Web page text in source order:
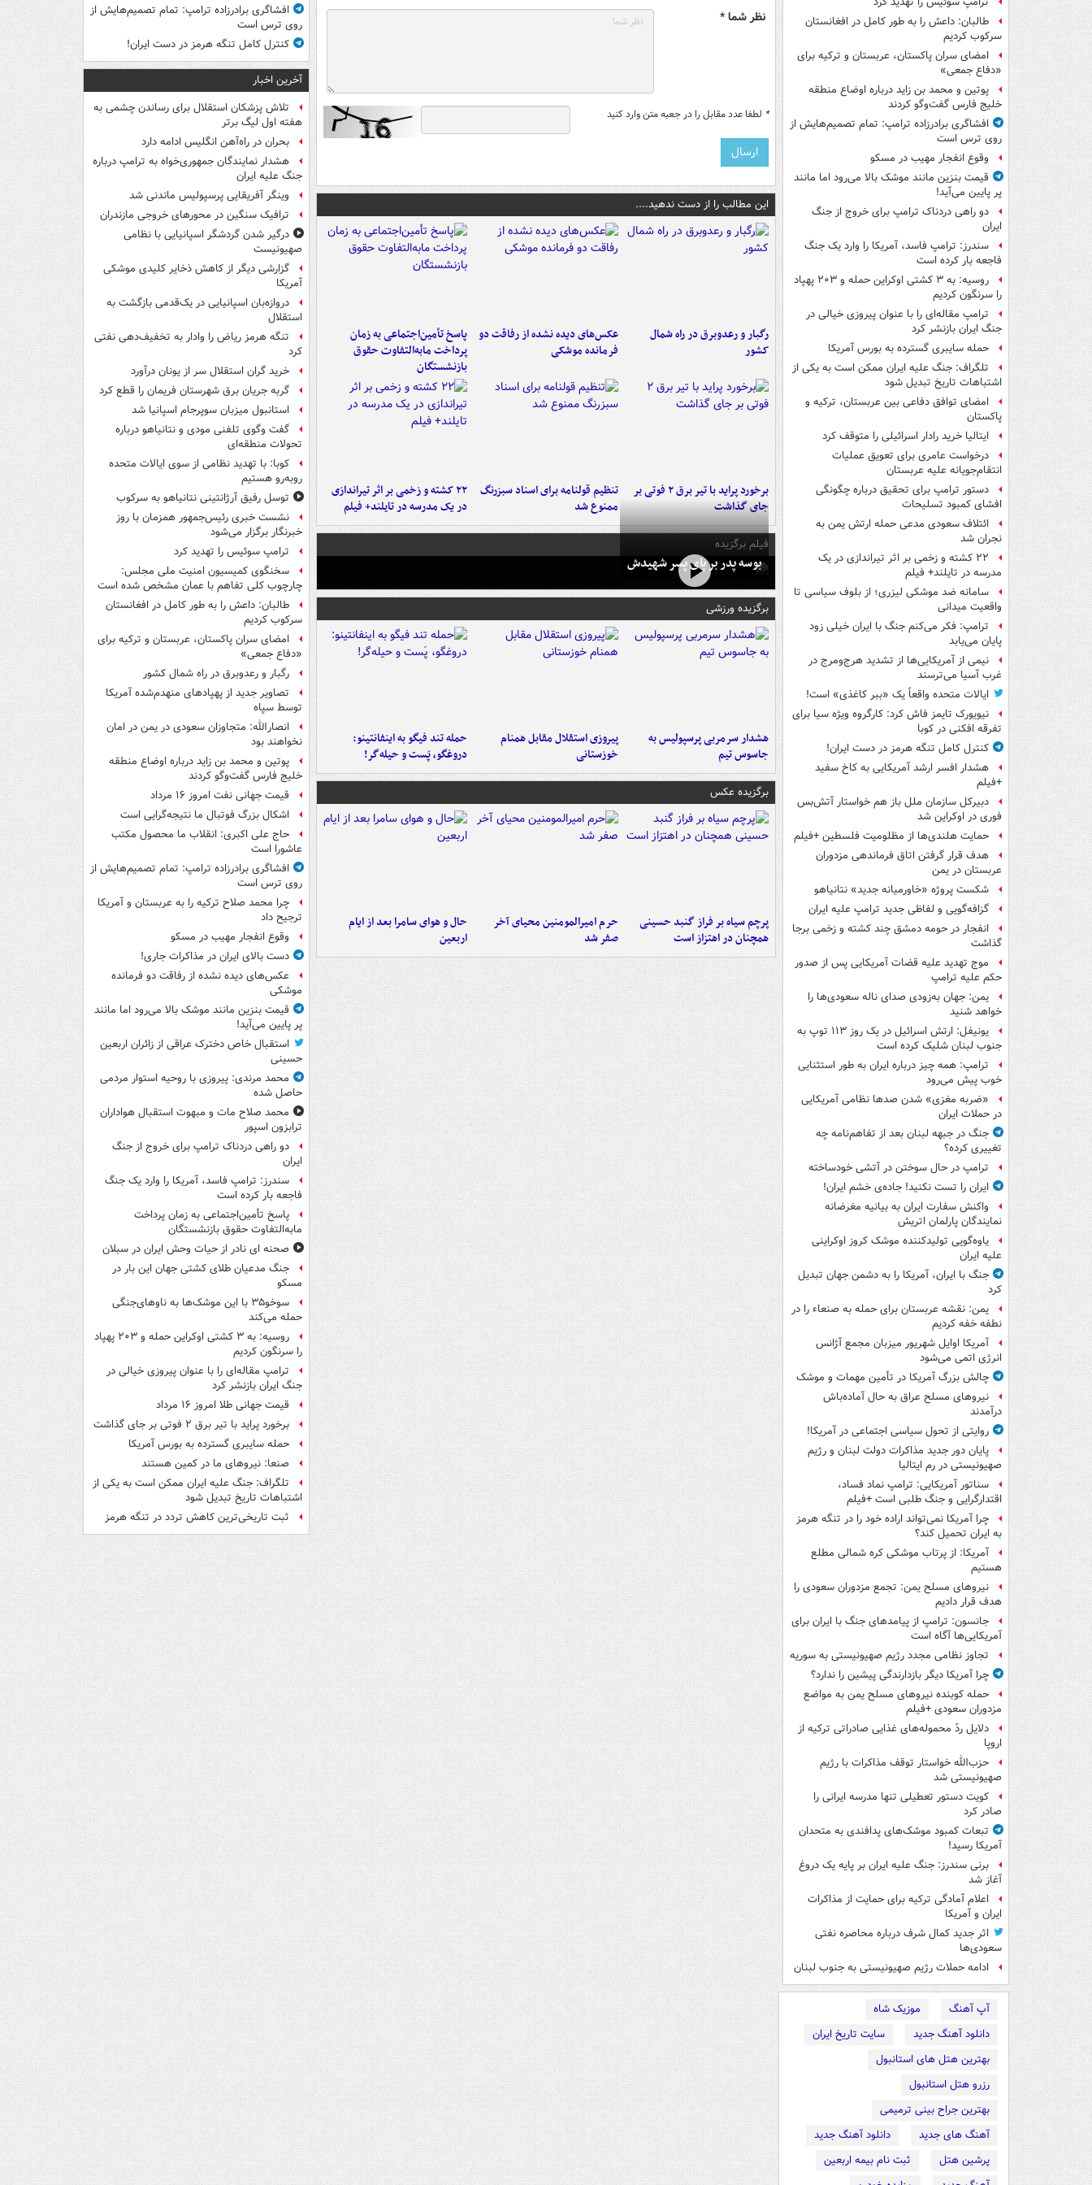
طالبان: داعش را به طور کامل در افغانستان
سرکوب کردیم
امضای سران پاکستان، عربستان و ترکیه برای
«دفاع جمعی»
پوتین و محمد بن زاید درباره اوضاع منطقه
خلیج فارس گفت‌وگو کردند
افشاگری برادرزاده ترامپ: تمام تصمیم‌هایش از
روی ترس است
وقوع انفجار مهیب در مسکو
قیمت بنزین مانند موشک بالا می‌رود اما مانند
پر پایین می‌آید!
دو راهی دردناک ترامپ برای خروج از جنگ
ایران
سندرز: ترامپ فاسد، آمریکا را وارد یک جنگ
فاجعه بار کرده است
روسیه: به ۳ کشتی اوکراین حمله و ۲۰۳ پهپاد
را سرنگون کردیم
ترامپ مقاله‌ای را با عنوان پیروزی خیالی در
جنگ ایران بازنشر کرد
حمله سایبری گسترده به بورس آمریکا
تلگراف: جنگ علیه ایران ممکن است به یکی از
اشتباهات تاریخ تبدیل شود
امضای توافق دفاعی بین عربستان، ترکیه و
پاکستان
ایتالیا خرید رادار اسرائیلی را متوقف کرد
درخواست عامری برای تعویق عملیات
انتقام‌جویانه علیه عربستان
دستور ترامپ برای تحقیق درباره چگونگی
افشای کمبود تسلیحات
ائتلاف سعودی مدعی حمله ارتش یمن به
نجران شد
۲۲ کشته و زخمی بر اثر تیراندازی در یک
مدرسه در تایلند+ فیلم
سامانه ضد موشکی لیزری؛ از بلوف سیاسی تا
واقعیت میدانی
ترامپ: فکر می‌کنم جنگ با ایران خیلی زود
پایان می‌یابد
نیمی از آمریکایی‌ها از تشدید هرج‌ومرج در
غرب آسیا می‌ترسند
ایالات متحده واقعاً یک «ببر کاغذی» است!
نیویورک تایمز فاش کرد: کارگروه ویژه سیا برای
تفرقه افکنی در کوبا
کنترل کامل تنگه هرمز در دست ایران!
هشدار افسر ارشد آمریکایی به کاخ سفید
+فیلم
دبیرکل سازمان ملل باز هم خواستار آتش‌بس
فوری در اوکراین شد
حمایت هلندی‌ها از مظلومیت فلسطین +فیلم
هدف قرار گرفتن اتاق‌ فرماندهی مزدوران
عربستان در یمن
شکست پروژه «خاورمیانه جدید» نتانیاهو
گزافه‌گویی و لفاظی جدید ترامپ علیه ایران
انفجار در حومه دمشق چند کشته و زخمی برجا
گذاشت
موج تهدید علیه قضات آمریکایی پس از صدور
حکم علیه ترامپ
یمن: جهان به‌زودی صدای ناله سعودی‌ها را
خواهد شنید
یونیفل: ارتش اسرائیل در یک روز ۱۱۳ توپ به
جنوب لبنان شلیک کرده است
ترامپ: همه چیز درباره ایران به طور استثنایی
خوب پیش می‌رود
«ضربه مغزی» شدن صدها نظامی آمریکایی
در حملات ایران
جنگ در جبهه لبنان بعد از تفاهم‌نامه چه
تغییری کرده؟
ترامپ در حال سوختن در آتشی خودساخته
ایران را تست نکنید! جاده‌ی خشم ایران!
واکنش سفارت ایران به بیانیه مغرضانه
نمایندگان پارلمان اتریش
یاوه‌گویی تولیدکننده موشک کروز اوکراینی
علیه ایران
جنگ با ایران، آمریکا را به دشمن جهان تبدیل
کرد
یمن: نقشه عربستان برای حمله به صنعاء را در
نطفه خفه کردیم
آمریکا اوایل شهریور میزبان مجمع آژانس
انرژی اتمی می‌شود
چالش بزرگ آمریکا در تأمین مهمات و موشک
نیروهای مسلح عراق به حال آماده‌باش
درآمدند
روایتی از تحول سیاسی اجتماعی در آمریکا!
پایان دور جدید مذاکرات دولت لبنان و رژیم
صهیونیستی در رم ایتالیا
سناتور آمریکایی: ترامپ نماد فساد،
اقتدارگرایی و جنگ طلبی است +فیلم
چرا آمریکا نمی‌تواند اراده خود را در تنگه هرمز
به ایران تحمیل کند؟
آمریکا: از پرتاب موشکی کره شمالی مطلع
هستیم
نیروهای مسلح یمن: تجمع مزدوران سعودی را
هدف قرار دادیم
جانسون: ترامپ از پیامدهای جنگ با ایران برای
آمریکایی‌ها آگاه است
تجاوز نظامی مجدد رژیم صهیونیستی به سوریه
چرا آمریکا دیگر بازدارندگی پیشین را ندارد؟
حمله کوبنده نیروهای مسلح یمن به مواضع
مزدوران سعودی +فیلم
دلایل ردّ محموله‌های غذایی صادراتی ترکیه از
اروپا
حزب‌الله خواستار توقف مذاکرات با رژیم
صهیونیستی شد
کویت دستور تعطیلی تنها مدرسه ایرانی را
صادر کرد
تبعات کمبود موشک‌های پدافندی به متحدان
آمریکا رسید!
برنی سندرز: جنگ علیه ایران بر پایه یک دروغ
آغاز شد
اعلام آمادگی ترکیه برای حمایت از مذاکرات
ایران و آمریکا
اثر جدید کمال شرف درباره محاصره نفتی
سعودی‌ها
ادامه حملات رژیم صهیونیستی به جنوب لبنان
آپ آهنگ
موزیک شاه
دانلود آهنگ جدید
سایت تاریخ ایران
بهترین هتل های استانبول
رزرو هتل استانبول
بهترین جراح بینی ترمیمی
آهنگ های جدید
دانلود آهنگ جدید
پرشین هتل
ثبت نام بیمه اربعین
نظر شما *
* لطفا عدد مقابل را در جعبه متن وارد کنید
این مطالب را از دست ندهید....
رگبار و رعدوبرق در راه شمال
کشور
عکس‌های دیده نشده از رفاقت دو
فرمانده‌ موشکی
پاسخ تأمین‌اجتماعی به زمان
پرداخت مابه‌التفاوت حقوق
بازنشستگان
برخورد پراید با تیر برق ۲ فوتی بر
جای گذاشت
تنظیم قولنامه برای اسناد سبزرنگ
ممنوع شد
۲۲ کشته و زخمی بر اثر تیراندازی
در یک مدرسه در تایلند+ فیلم
فیلم برگزیده
بوسه‌ پدر بر پای پسر شهیدش
برگزیده ورزشی
هشدار سرمربی پرسپولیس به
جاسوس تیم
پیروزی استقلال مقابل همنام
خوزستانی
حمله تند فیگو به اینفانتینو:
دروغگو، پَست‌ و حیله‌گر!
برگزیده عکس
پرچم سیاه بر فراز گنبد حسینی
همچنان در اهتزاز است
حرم امیرالمومنین محیای آخر
صفر شد
حال و هوای سامرا بعد از ایام
اربعین
افشاگری برادرزاده ترامپ: تمام تصمیم‌هایش از
روی ترس است
کنترل کامل تنگه هرمز در دست ایران!
آخرین اخبار
تلاش پزشکان استقلال برای رساندن چشمی به
هفته اول لیگ برتر
بحران در راه‌آهن انگلیس ادامه دارد
هشدار نمایندگان جمهوری‌خواه به ترامپ درباره
جنگ علیه ایران
وینگر آفریقایی پرسپولیس ماندنی شد
ترافیک سنگین در محورهای خروجی مازندران
درگیر شدن گردشگر اسپانیایی با نظامی
صهیونیست
گزارشی دیگر از کاهش ذخایر کلیدی موشکی
آمریکا
دروازه‌بان اسپانیایی در یک‌قدمی بازگشت به
استقلال
تنگه هرمز ریاض را وادار به تخفیف‌دهی نفتی
کرد
خرید گران استقلال سر از یونان درآورد
گربه جریان برق شهرستان فریمان را قطع کرد
استانبول میزبان سوپرجام اسپانیا شد
گفت وگوی تلفنی مودی و نتانیاهو درباره
تحولات منطقه‌ای
کوبا: با تهدید نظامی از سوی ایالات متحده
روبه‌رو هستیم
توسل رفیق آرژانتینی نتانیاهو به سرکوب
نشست خبری رئیس‌جمهور همزمان با روز
خبرنگار برگزار می‌شود
ترامپ سوئیس را تهدید کرد
سخنگوی کمیسیون امنیت ملی مجلس:
چارچوب کلی تفاهم با عمان مشخص شده است
طالبان: داعش را به طور کامل در افغانستان
سرکوب کردیم
امضای سران پاکستان، عربستان و ترکیه برای
«دفاع جمعی»
رگبار و رعدوبرق در راه شمال کشور
تصاویر جدید از پهپادهای منهدم‌شده آمریکا
توسط سپاه
انصارالله: متجاوزان سعودی در یمن در امان
نخواهند بود
پوتین و محمد بن زاید درباره اوضاع منطقه
خلیج فارس گفت‌وگو کردند
قیمت جهانی نفت امروز ۱۶ مرداد
اشکال بزرگ فوتبال ما نتیجه‌گرایی است
حاج علی اکبری: انقلاب ما محصول مکتب
عاشورا است
افشاگری برادرزاده ترامپ: تمام تصمیم‌هایش از
روی ترس است
چرا محمد صلاح ترکیه را به عربستان و آمریکا
ترجیح داد
وقوع انفجار مهیب در مسکو
دست بالای ایران در مذاکرات جاری!
عکس‌های دیده نشده از رفاقت دو فرمانده‌
موشکی
قیمت بنزین مانند موشک بالا می‌رود اما مانند
پر پایین می‌آید!
استقبال خاص دخترک عراقی از زائران اربعین
حسینی
محمد مرندی: پیروزی با روحیه استوار مردمی
حاصل شده
محمد صلاح مات و مبهوت استقبال هواداران
ترابزون اسپور
دو راهی دردناک ترامپ برای خروج از جنگ
ایران
سندرز: ترامپ فاسد، آمریکا را وارد یک جنگ
فاجعه بار کرده است
پاسخ تأمین‌اجتماعی به زمان پرداخت
مابه‌التفاوت حقوق بازنشستگان
صحنه ای نادر از حیات وحش ایران در سبلان
جنگ مدعیان طلای کشتی جهان این بار در
مسکو
سوخو۳۵ با این موشک‌ها به ناوهای‌جنگی
حمله می‌کند
روسیه: به ۳ کشتی اوکراین حمله و ۲۰۳ پهپاد
را سرنگون کردیم
ترامپ مقاله‌ای را با عنوان پیروزی خیالی در
جنگ ایران بازنشر کرد
قیمت جهانی طلا امروز ۱۶ مرداد
برخورد پراید با تیر برق ۲ فوتی بر جای گذاشت
حمله سایبری گسترده به بورس آمریکا
صنعا: نیروهای ما در کمین‌ هستند
تلگراف: جنگ علیه ایران ممکن است به یکی از
اشتباهات تاریخ تبدیل شود
ثبت تاریخی‌ترین کاهش تردد در تنگه هرمز